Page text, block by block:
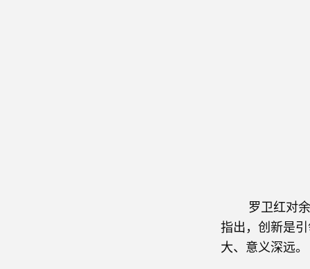
罗卫红对
指出，创新是
大、意义深远。